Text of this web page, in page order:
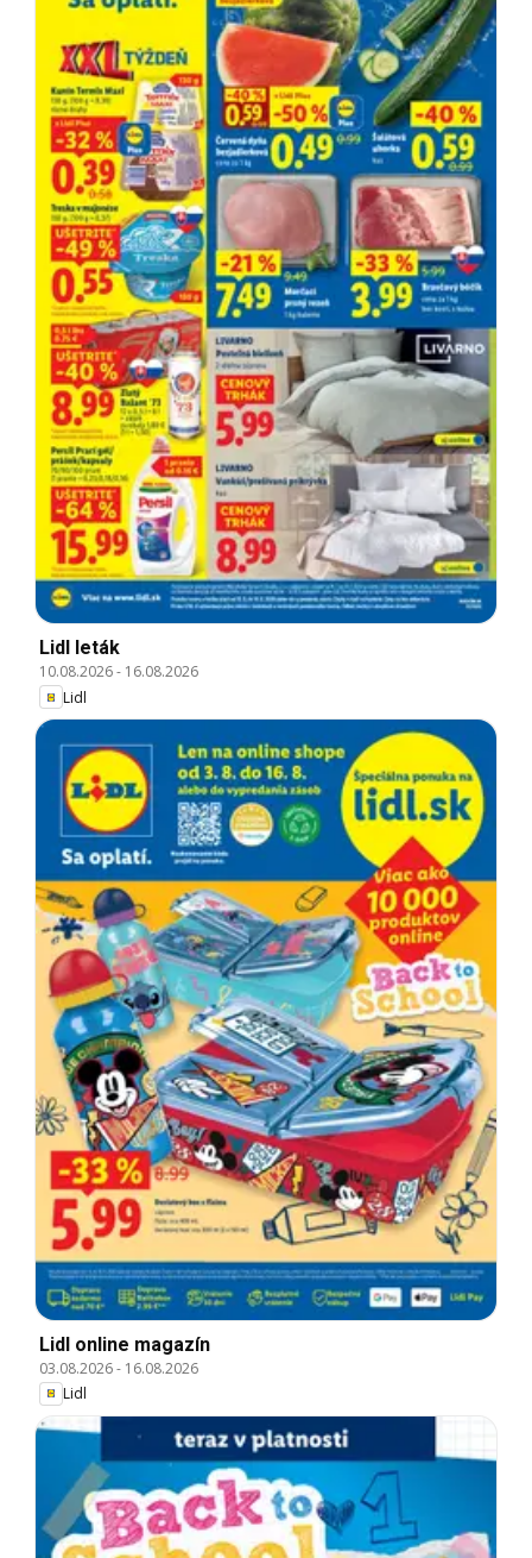
Lidl leták
10.08.2026- 16.08.2026
Lidl
Lidl online magazín
03.08.2026- 16.08.2026
Lidl